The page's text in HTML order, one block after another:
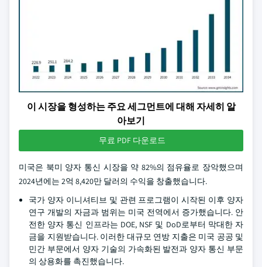
이 시장을 형성하는 주요 세그먼트에 대해 자세히 알
아보기
무료 PDF 다운로드
미국은 북미 양자 통신 시장을 약 82%의 점유율로 장악했으며
2024년에는 2억 8,420만 달러의 수익을 창출했습니다.
국가 양자 이니셔티브 및 관련 프로그램이 시작된 이후 양자
연구 개발의 자금과 범위는 미국 전역에서 증가했습니다. 안
전한 양자 통신 인프라는 DOE, NSF 및 DoD로부터 막대한 자
금을 지원받습니다. 이러한 대규모 연방 지출은 미국 공공 및
민간 부문에서 양자 기술의 가속화된 발전과 양자 통신 부문
의 상용화를 촉진했습니다.